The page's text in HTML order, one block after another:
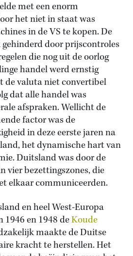
met een enorm
het niet in staat was
in de VS te kopen. De
door prijscontroles
die nog uit de oorlog
handel werd ernstig
de valuta niet convertibel
dat alle handel was
afspraken. Wellicht de
factor was de
in deze eerste jaren na
het dynamische hart van
Duitsland was door de
vier bezettingszones, die
elkaar communiceerden.
en heel West-Europa
1946 en 1948 deKoude
maakte de Duitse
kracht te herstellen. Het